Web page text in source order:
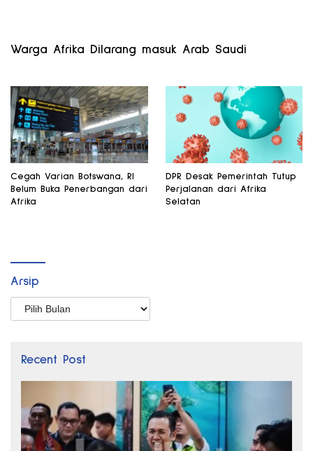
Warga Afrika Dilarang masuk Arab Saudi
Cegah Varian Botswana, RI
Belum Buka Penerbangan dari
Afrika
DPR Desak Pemerintah Tutup
Perjalanan dari Afrika
Selatan
Arsip
Arsip
Recent Post